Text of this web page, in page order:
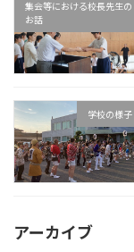
集会等における校長先生の
お話
学校の様子
アーカイブ